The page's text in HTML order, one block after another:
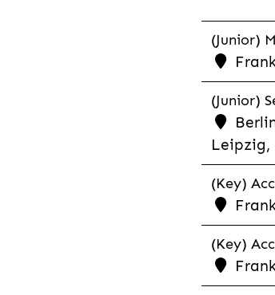
(Junior)
(Junior)
Leipzig,
(Key)
(Key)